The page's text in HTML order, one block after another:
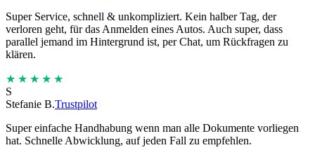
Super Service, schnell & unkompliziert. Kein halber Tag, der
verloren geht, für das Anmelden eines Autos. Auch super, dass
parallel jemand im Hintergrund ist, per Chat, um Rückfragen zu
klären.
★★★★★
S
Stefanie B.Trustpilot
Super einfache Handhabung wenn man alle Dokumente vorliegen
hat. Schnelle Abwicklung, auf jeden Fall zu empfehlen.